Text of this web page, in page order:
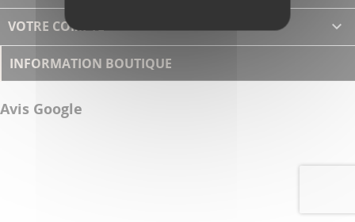
VOTRE COMPTE 
INFORMATION BOUTIQUE
Avis Google